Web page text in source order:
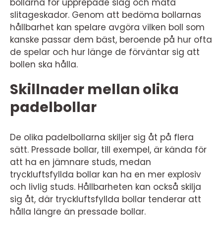
slitageskador. Genom att bedöma bollarnas
hållbarhet kan spelare avgöra vilken boll som
kanske passar dem bäst, beroende på hur ofta
de spelar och hur länge de förväntar sig att
bollen ska hålla.
Skillnader mellan olika
padelbollar
De olika padelbollarna skiljer sig åt på flera
sätt. Pressade bollar, till exempel, är kända för
att ha en jämnare studs, medan
tryckluftsfyllda bollar kan ha en mer explosiv
och livlig studs. Hållbarheten kan också skilja
sig åt, där tryckluftsfyllda bollar tenderar att
hålla längre än pressade bollar.